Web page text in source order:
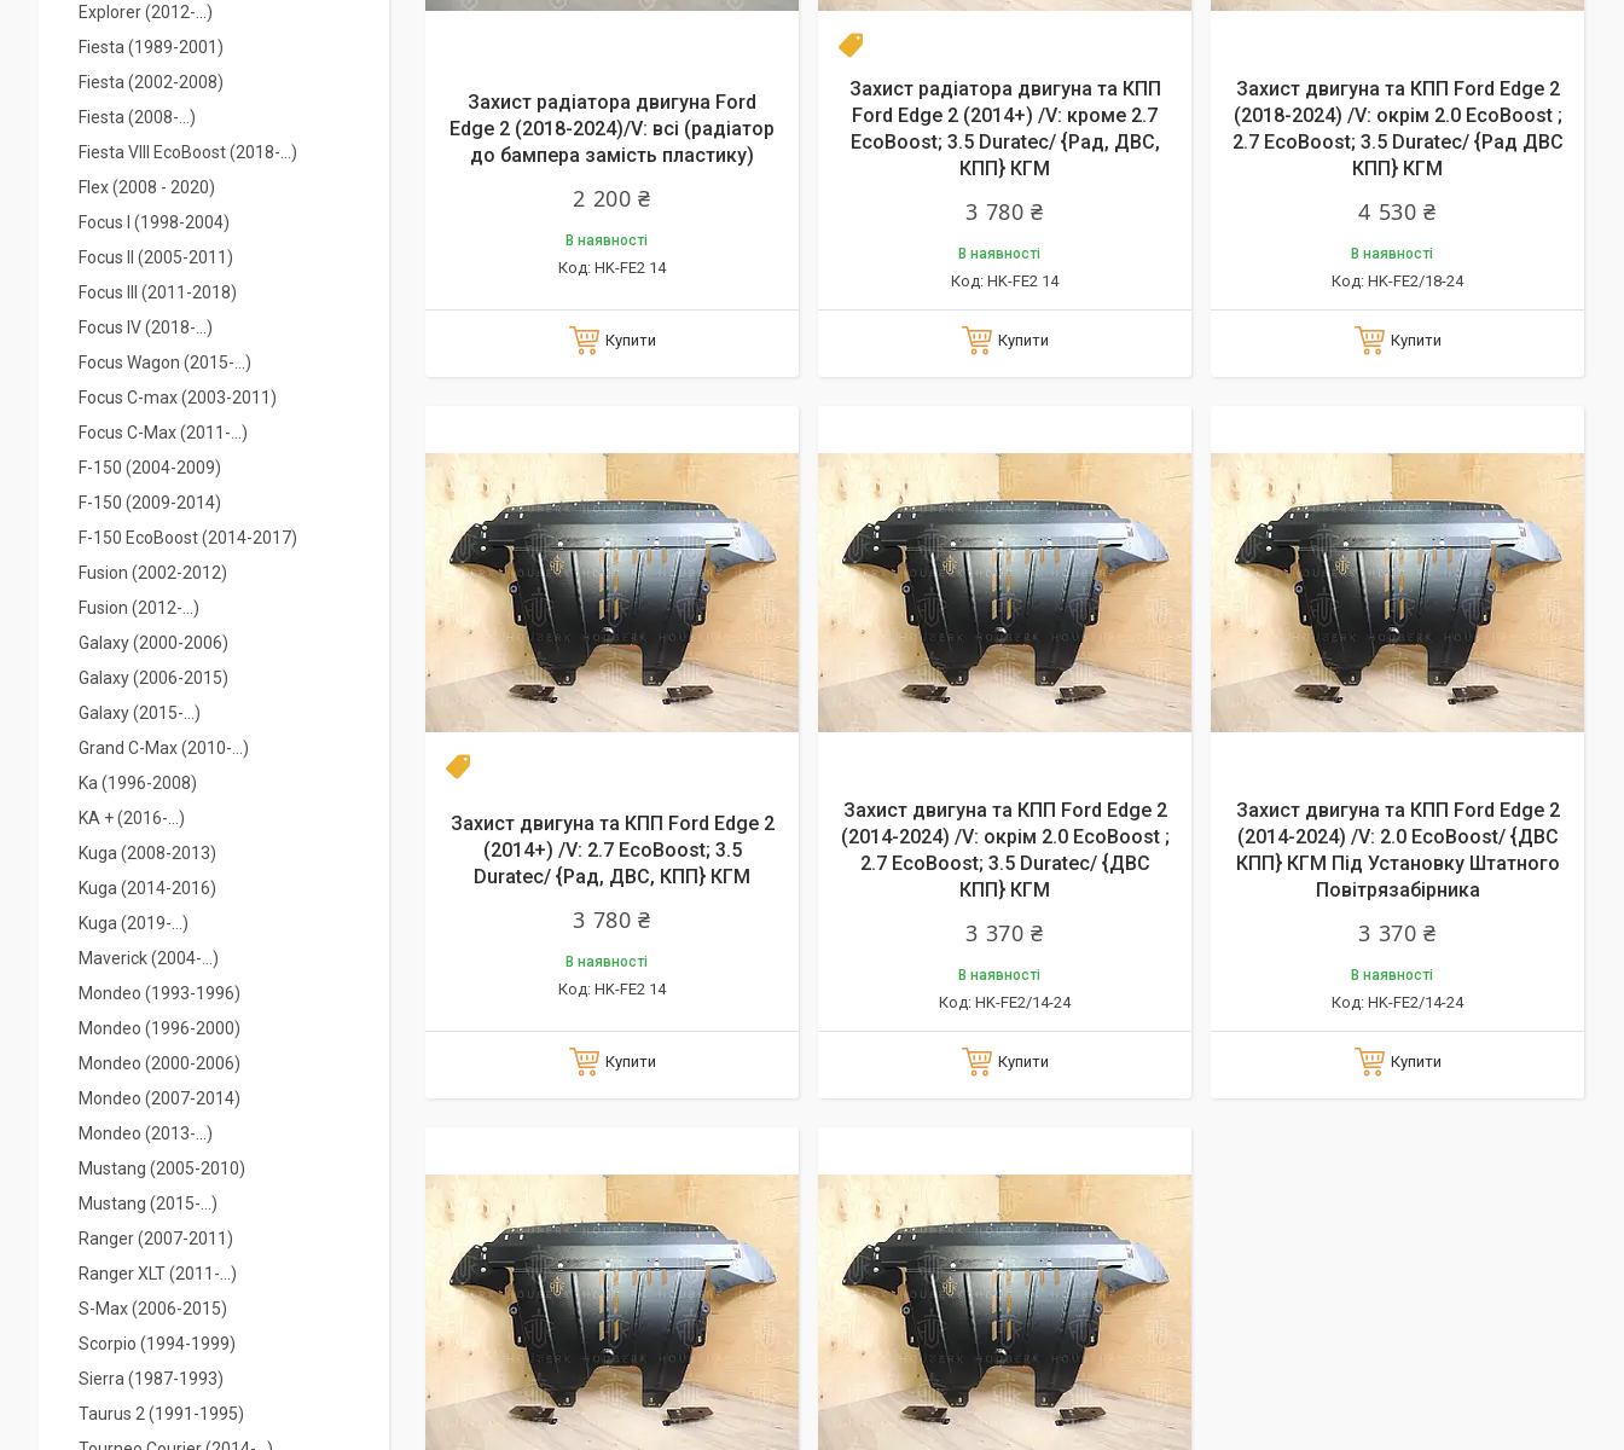
Захист радіатора двигуна Ford
Edge 2 (2018-2024)/V: всі (радіатор
до бампера замість пластику)
2 200 ₴
В наявності
HK-FE2 14
Купити
Захист радіатора двигуна та КПП
Ford Edge 2 (2014+) /V: кроме 2.7
EcoBoost; 3.5 Duratec/ {Рад, ДВС,
КПП} КГМ
3 780 ₴
В наявності
HK-FE2 14
Купити
Захист двигуна та КПП Ford Edge 2
(2018-2024) /V: окрім 2.0 EcoBoost ;
2.7 EcoBoost; 3.5 Duratec/ {Рад ДВС
КПП} КГМ
4 530 ₴
В наявності
HK-FE2/18-24
Купити
Захист двигуна та КПП Ford Edge 2
(2014+) /V: 2.7 EcoBoost; 3.5
Duratec/ {Рад, ДВС, КПП} КГМ
3 780 ₴
В наявності
HK-FE2 14
Купити
Захист двигуна та КПП Ford Edge 2
(2014-2024) /V: окрім 2.0 EcoBoost ;
2.7 EcoBoost; 3.5 Duratec/ {ДВС
КПП} КГМ
3 370 ₴
В наявності
HK-FE2/14-24
Купити
Захист двигуна та КПП Ford Edge 2
(2014-2024) /V: 2.0 EcoBoost/ {ДВС
КПП} КГМ Під Установку Штатного
Повітрязабірника
3 370 ₴
В наявності
HK-FE2/14-24
Купити
Explorer (2012-...)
Fiesta (1989-2001)
Fiesta (2002-2008)
Fiesta (2008-…)
Fiesta VIIІ EcoBoost (2018-...)
Flex (2008 - 2020)
Focus I (1998-2004)
Focus II (2005-2011)
Focus III (2011-2018)
Focus IV (2018-…)
Focus Wagon (2015-...)
Focus C-max (2003-2011)
Focus C-Max (2011-...)
F-150 (2004-2009)
F-150 (2009-2014)
F-150 EcoBoost (2014-2017)
Fusion (2002-2012)
Fusion (2012-...)
Galaxy (2000-2006)
Galaxy (2006-2015)
Galaxy (2015-...)
Grand C-Max (2010-...)
Ka (1996-2008)
KA + (2016-...)
Kuga (2008-2013)
Kuga (2014-2016)
Kuga (2019-...)
Maverick (2004-...)
Mondeo (1993-1996)
Mondeo (1996-2000)
Mondeo (2000-2006)
Mondeo (2007-2014)
Mondeo (2013-...)
Mustang (2005-2010)
Mustang (2015-...)
Ranger (2007-2011)
Ranger XLT (2011-...)
S-Max (2006-2015)
Scorpio (1994-1999)
Sierra (1987-1993)
Taurus 2 (1991-1995)